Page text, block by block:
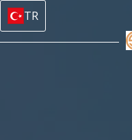
TR